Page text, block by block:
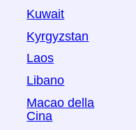
Kuwait
Kyrgyzstan
Laos
Libano
Macao della
Cina